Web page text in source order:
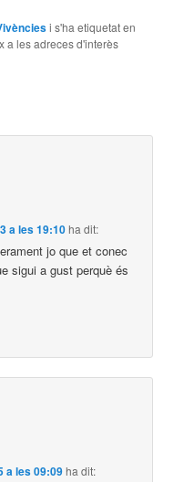
i s'ha etiquetat en
a les adreces d'interès
a les 19:10ha dit:
jo que et conec
sigui a gust perquè és
a les 09:09ha dit: